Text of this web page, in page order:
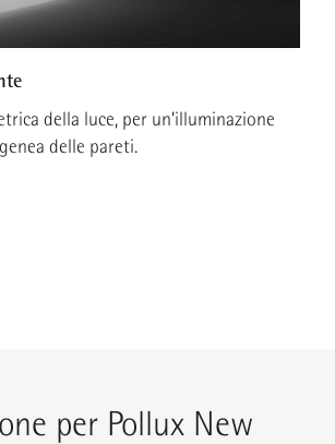
della luce, per un’illuminazione
delle pareti.
per Pollux New